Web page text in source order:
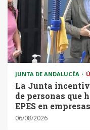
JUNTA DE ANDALUCÍA
La Junta
de personas que
EPES en empresas
06/08/2026